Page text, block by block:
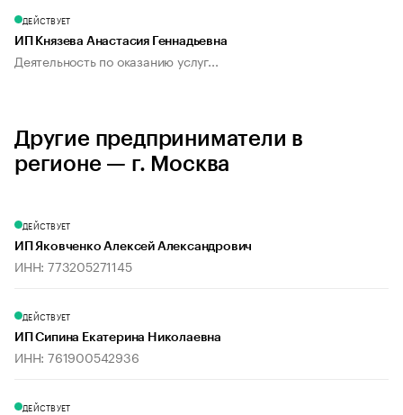
ДЕЙСТВУЕТ
ИП Князева Анастасия Геннадьевна
Деятельность по оказанию услуг...
Другие предприниматели в
регионе — г. Москва
ДЕЙСТВУЕТ
ИП Яковченко Алексей Александрович
ИНН: 773205271145
ДЕЙСТВУЕТ
ИП Сипина Екатерина Николаевна
ИНН: 761900542936
ДЕЙСТВУЕТ